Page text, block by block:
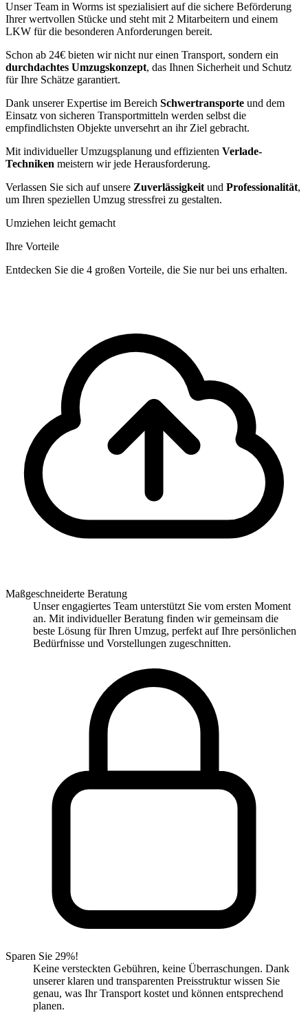
Unser Team in Worms ist spezialisiert auf die sichere Beförderung
Ihrer wertvollen Stücke und steht mit 2 Mitarbeitern und einem
LKW für die besonderen Anforderungen bereit.
Schon ab 24€ bieten wir nicht nur einen Transport, sondern ein
durchdachtes Umzugskonzept, das Ihnen Sicherheit und Schutz
für Ihre Schätze garantiert.
Dank unserer Expertise im Bereich Schwertransporte und dem
Einsatz von sicheren Transportmitteln werden selbst die
empfindlichsten Objekte unversehrt an ihr Ziel gebracht.
Mit individueller Umzugsplanung und effizienten Verlade-
Techniken meistern wir jede Herausforderung.
Verlassen Sie sich auf unsere Zuverlässigkeit und Professionalität,
um Ihren speziellen Umzug stressfrei zu gestalten.
Umziehen leicht gemacht
Ihre Vorteile
Entdecken Sie die 4 großen Vorteile, die Sie nur bei uns erhalten.
Maßgeschneiderte Beratung
Unser engagiertes Team unterstützt Sie vom ersten Moment
an. Mit individueller Beratung finden wir gemeinsam die
beste Lösung für Ihren Umzug, perfekt auf Ihre persönlichen
Bedürfnisse und Vorstellungen zugeschnitten.
Sparen Sie 29%!
Keine versteckten Gebühren, keine Überraschungen. Dank
unserer klaren und transparenten Preisstruktur wissen Sie
genau, was Ihr Transport kostet und können entsprechend
planen.